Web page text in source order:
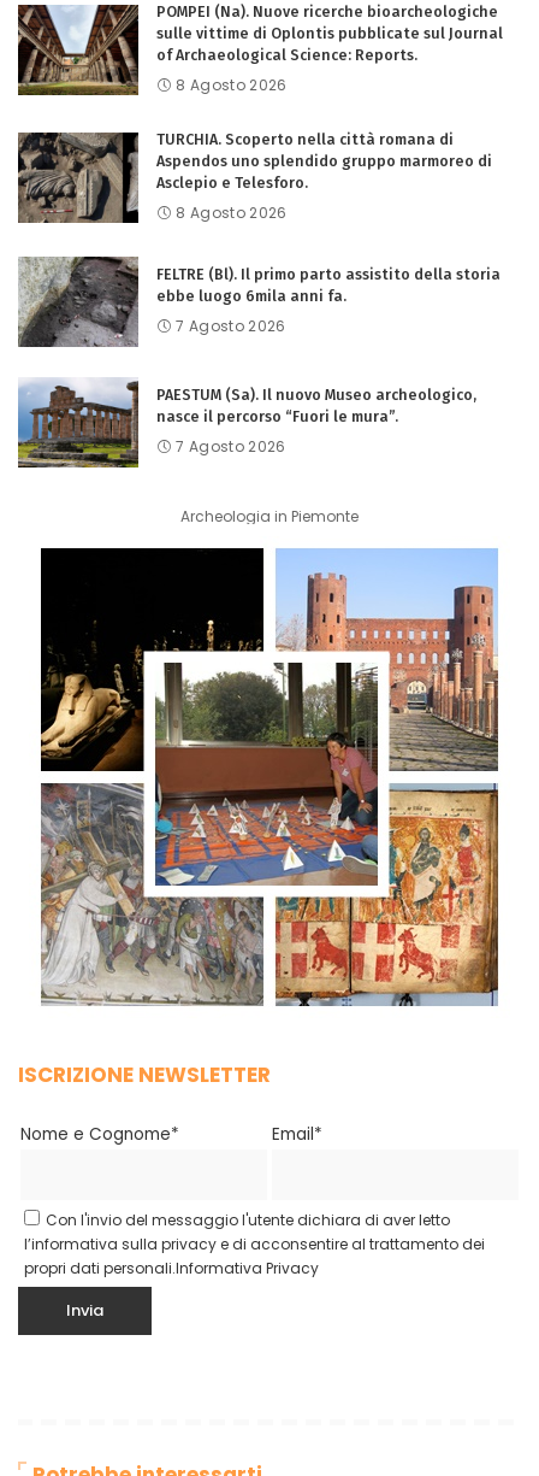
POMPEI (Na). Nuove ricerche bioarcheologiche
sulle vittime di Oplontis pubblicate sul Journal
of Archaeological Science: Reports.
8 Agosto 2026
TURCHIA. Scoperto nella città romana di
Aspendos uno splendido gruppo marmoreo di
Asclepio e Telesforo.
8 Agosto 2026
FELTRE (Bl). Il primo parto assistito della storia
ebbe luogo 6mila anni fa.
7 Agosto 2026
PAESTUM (Sa). Il nuovo Museo archeologico,
nasce il percorso “Fuori le mura”.
7 Agosto 2026
Archeologia in Piemonte
ISCRIZIONE NEWSLETTER
Nome e Cognome* Email*
Con l'invio del messaggio l'utente dichiara di aver letto
l’informativa sulla privacy e di acconsentire al trattamento dei
propri dati personali.Informativa Privacy